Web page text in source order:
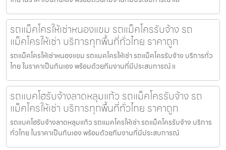
รถแม็คโครให้เช่าหนองแขม รถแม็คโครรับจ้าง รถ
แม็คโครให้เช่า บริการทุกพื้นที่ทั่วไทย ราคาถูก
รถแม็คโครให้เช่าหนองแขม รถแมคโครให้เช่า รถแม็คโครรับจ้าง บริการทั่ว
ไทย ในราคาเป็นกันเอง พร้อมด้วยทีมงานที่มีประสบการณ์ แ
รถแบคโฮรับจ้างลาดหลุมแก้ว รถแม็คโครรับจ้าง รถ
แม็คโครให้เช่า บริการทุกพื้นที่ทั่วไทย ราคาถูก
รถแบคโฮรับจ้างลาดหลุมแก้ว รถแมคโครให้เช่า รถแม็คโครรับจ้าง บริการ
ทั่วไทย ในราคาเป็นกันเอง พร้อมด้วยทีมงานที่มีประสบการณ์